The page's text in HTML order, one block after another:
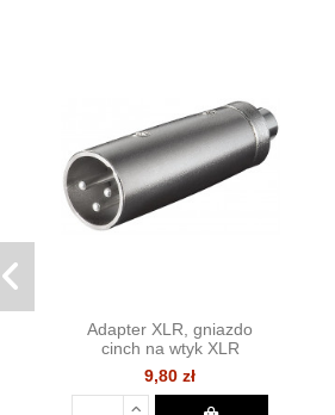
Adapter XLR, gniazdo
cinch na wtyk XLR
9,80 zł